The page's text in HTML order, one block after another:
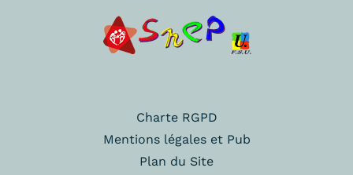
Charte RGPD
Mentions légales et Pub
Plan du Site